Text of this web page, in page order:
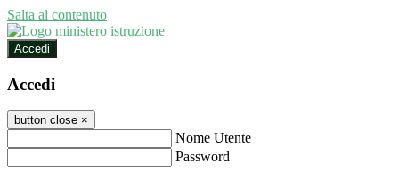
Salta al contenuto
Accedi
Accedi
button close ×
Nome Utente
Password